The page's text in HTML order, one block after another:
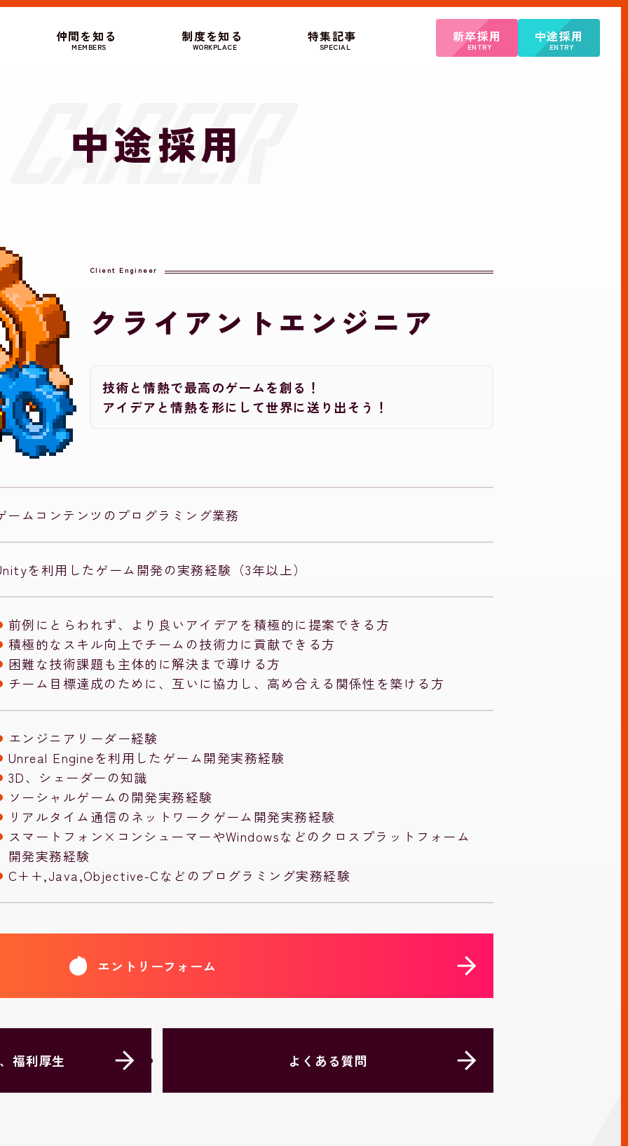
仲間を知る
MEMBERS
制度を知る
WORKPLACE
特集記事
SPECIAL
新卒採用
ENTRY
中途採用
ENTRY
中途採用
クライアントエンジニア
技術と情熱で最高のゲームを創る！
アイデアと情熱を形にして世界に送り出そう！
ームコンテンツのプログラミング業務
を利用したゲーム開発の実務経験（3年以上）
前例にとらわれず、より良いアイデアを積極的に提案できる方
積極的なスキル向上でチームの技術力に貢献できる方
困難な技術課題も主体的に解決まで導ける方
チーム目標達成のために、互いに協力し、高め合える関係性を築ける方
エンジニアリーダー経験
Unreal Engineを利用したゲーム開発実務経験
3D、シェーダーの知識
ソーシャルゲームの開発実務経験
リアルタイム通信のネットワークゲーム開発実務経験
スマートフォン×コンシューマーやWindowsなどのクロスプラットフォーム
開発実務経験
C++,Java,Objective-Cなどのプログラミング実務経験
エントリーフォーム
福利厚生 よくある質問